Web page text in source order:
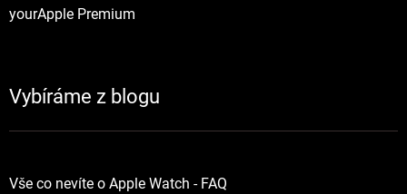
yourApple Premium
Vybíráme z blogu
Vše co nevíte o Apple Watch - FAQ